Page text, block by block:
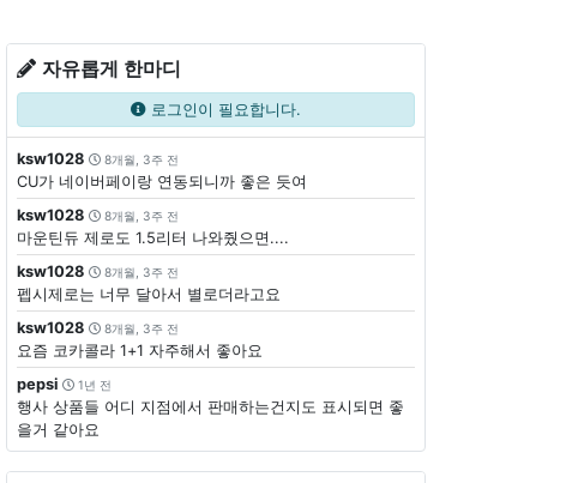
자유롭게 한마디
로그인이 필요합니다.
ksw1028 8개월, 3주 전
CU가 네이버페이랑 연동되니까 좋은 듯여
ksw1028
8개월, 3주 전
마운틴듀 제로도 1.5리터 나와줬으면....
ksw1028
8개월, 3주 전
펩시제로는 너무 달아서 별로더라고요
ksw1028
8개월, 3주 전
요즘 코카콜라 1+1 자주해서 좋아요
pepsi
1년 전
행사 상품들 어디 지점에서 판매하는건지도 표시되면 좋
을거 같아요